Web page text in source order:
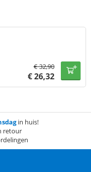
€32,90
€26,32
in huis!
retour